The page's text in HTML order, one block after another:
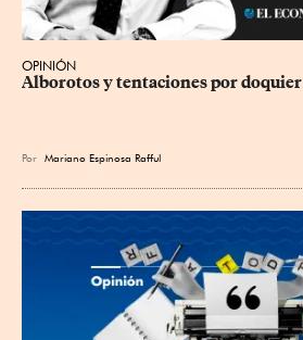
OPINIÓN
Alborotos y tentaciones por doquier
Por Mariano Espinosa Rafful